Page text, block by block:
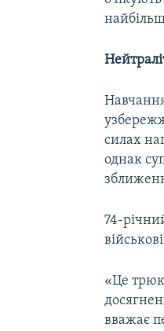
силах
однак
74-
«Це
вважає